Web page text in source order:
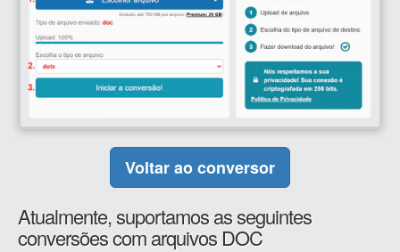
Voltar ao conversor
Atualmente, suportamos as seguintes
conversões com arquivos DOC